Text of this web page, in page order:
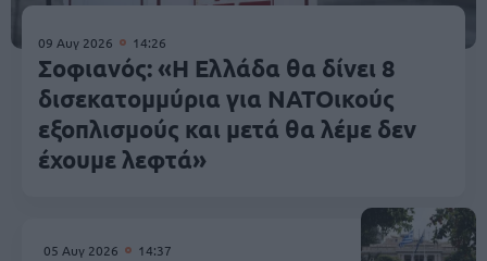
09 Αυγ 2026 14:26
Σοφιανός: «Η Ελλάδα θα δίνει 8
δισεκατομμύρια για ΝΑΤΟικούς
εξοπλισμούς και μετά θα λέμε δεν
έχουμε λεφτά»
05 Αυγ 2026 14:37